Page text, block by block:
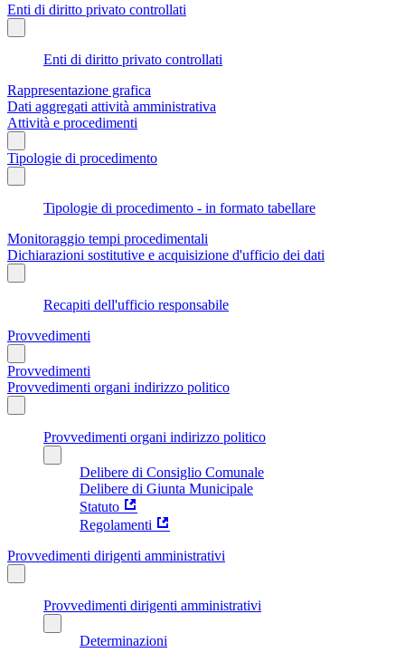
Enti di diritto privato controllati
Enti di diritto privato controllati
Rappresentazione grafica
Dati aggregati attività amministrativa
Attività e procedimenti
Tipologie di procedimento
Tipologie di procedimento - in formato tabellare
Monitoraggio tempi procedimentali
Dichiarazioni sostitutive e acquisizione d'ufficio dei dati
Recapiti dell'ufficio responsabile
Provvedimenti
Provvedimenti
Provvedimenti organi indirizzo politico
Provvedimenti organi indirizzo politico
Delibere di Consiglio Comunale
Delibere di Giunta Municipale
Statuto
Regolamenti
Provvedimenti dirigenti amministrativi
Provvedimenti dirigenti amministrativi
Determinazioni